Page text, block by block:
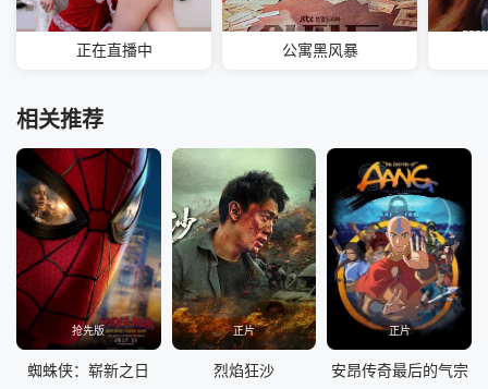
正在直播中 公寓黑风暴
相关推荐
抢先版
蜘蛛侠：崭新之日
正片
烈焰狂沙
正片
安昂传奇最后的气宗